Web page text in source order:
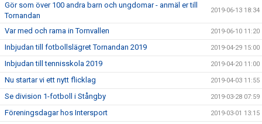
Gör som över 100 andra barn och ungdomar - anmäl er till
Tornandan
2019-06-13 18:34
Var med och rama in Tornvallen 2019-06-10 11:20
Inbjudan till fotbollslägret Tornandan 2019 2019-04-29 15:00
Inbjudan till tennisskola 2019 2019-04-20 11:00
Nu startar vi ett nytt flicklag 2019-04-03 11:55
Se division 1-fotboll i Stångby 2019-03-28 07:59
Föreningsdagar hos Intersport 2019-03-01 13:15